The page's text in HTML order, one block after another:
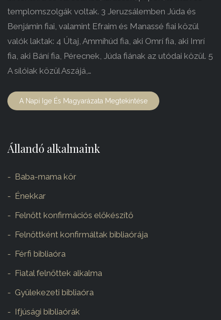
templomszolgák voltak. 3 Jeruzsálemben Júda és
Benjámin fiai, valamint Efraim és Manassé fiai közül
valók laktak: 4 Útaj, Ammíhúd fia, aki Omrí fia, aki Imrí
fia, aki Bání fia, Pérecnek, Júda fiának az utódai közül. 5
A sílóiak közül Aszájá,…
A Napi Ige És Magyarázata Megtekintése
Állandó alkalmaink
Baba-mama kör
Énekkar
Felnőtt konfirmációs előkészítő
Felnőttként konfirmáltak bibliaórája
Férfi bibliaóra
Fiatal felnőttek alkalma
Gyülekezeti bibliaóra
Ifjúsági bibliaórák